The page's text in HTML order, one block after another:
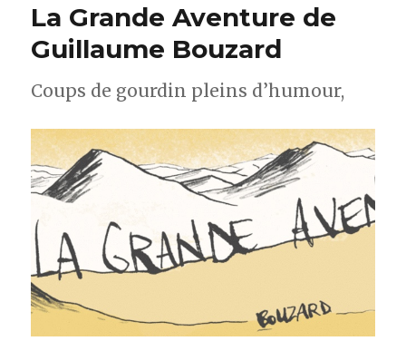
La Grande Aventure de
Guillaume Bouzard
Coups de gourdin pleins d’humour,